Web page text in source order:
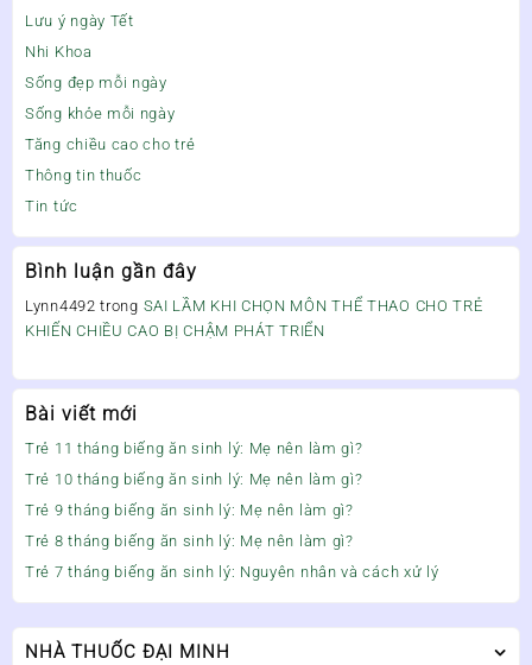
Lưu ý ngày Tết
Nhi Khoa
Sống đẹp mỗi ngày
Sống khỏe mỗi ngày
Tăng chiều cao cho trẻ
Thông tin thuốc
Tin tức
Bình luận gần đây
Lynn4492 trong SAI LẦM KHI CHỌN MÔN THỂ THAO CHO TRẺ
KHIẾN CHIỀU CAO BỊ CHẬM PHÁT TRIỂN
Bài viết mới
Trẻ 11 tháng biếng ăn sinh lý: Mẹ nên làm gì?
Trẻ 10 tháng biếng ăn sinh lý: Mẹ nên làm gì?
Trẻ 9 tháng biếng ăn sinh lý: Mẹ nên làm gì?
Trẻ 8 tháng biếng ăn sinh lý: Mẹ nên làm gì?
Trẻ 7 tháng biếng ăn sinh lý: Nguyên nhân và cách xử lý
NHÀ THUỐC ĐẠI MINH